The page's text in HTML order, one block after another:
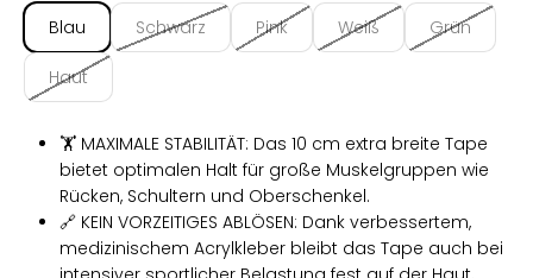
Blau Schwarz Pink Weiß Grün
Haut
🏋️ MAXIMALE STABILITÄT: Das 10 cm extra breite Tape
bietet optimalen Halt für große Muskelgruppen wie
Rücken, Schultern und Oberschenkel.
🔗 KEIN VORZEITIGES ABLÖSEN: Dank verbessertem,
medizinischem Acrylkleber bleibt das Tape auch bei